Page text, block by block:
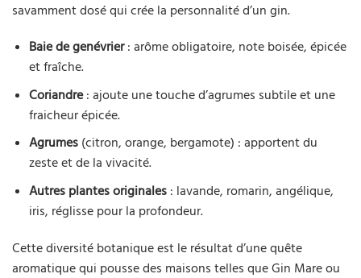
savamment dosé qui crée la personnalité d’un gin.
Baie de genévrier: arôme obligatoire, note boisée, épicée
et fraîche.
Coriandre: ajoute une touche d’agrumes subtile et une
fraicheur épicée.
Agrumes(citron, orange, bergamote) : apportent du
zeste et de la vivacité.
Autres plantes originales: lavande, romarin, angélique,
iris, réglisse pour la profondeur.
Cette diversité botanique est le résultat d’une quête
aromatique qui pousse des maisons telles que Gin Mare ou